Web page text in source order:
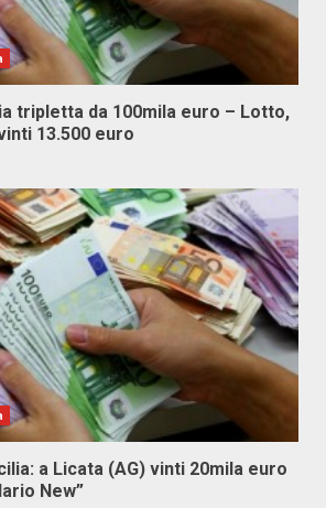
tripletta da 100mila euro – Lotto,
13.500 euro
a Licata (AG) vinti 20mila euro
New”